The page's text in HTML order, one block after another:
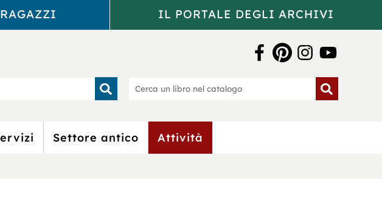
IL PORTALE DEGLI ARCHIVI
Civica Bertoliana
Cerca
nel
Cerca
un
Settore antico Attività